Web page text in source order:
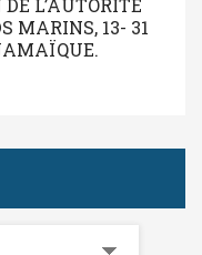
L’AUTORITE
MARINS, 13- 31